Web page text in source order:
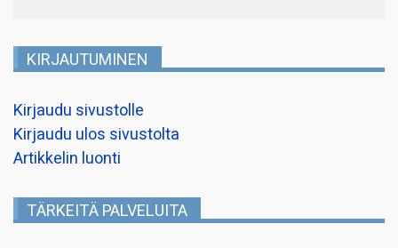
KIRJAUTUMINEN
Kirjaudu sivustolle
Kirjaudu ulos sivustolta
Artikkelin luonti
TÄRKEITÄ PALVELUITA